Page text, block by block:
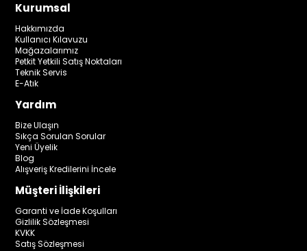
Kurumsal
Hakkımızda
Kullanıcı Kılavuzu
Mağazalarımız
Petkit Yetkili Satış Noktaları
Teknik Servis
E-Atık
Yardım
Bize Ulaşın
Sıkça Sorulan Sorular
Yeni Üyelik
Blog
Alışveriş Kredilerini İncele
Müşteri İlişkileri
Garanti ve İade Koşulları
Gizlilik Sözleşmesi
KVKK
Satış Sözleşmesi